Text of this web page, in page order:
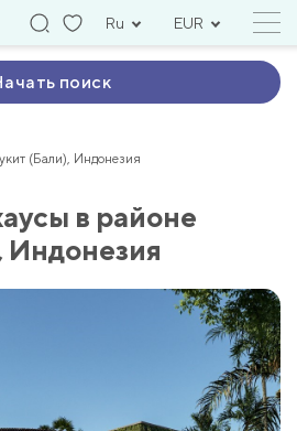
Ru EUR
поиск
(Бали), Индонезия
в районе
Индонезия